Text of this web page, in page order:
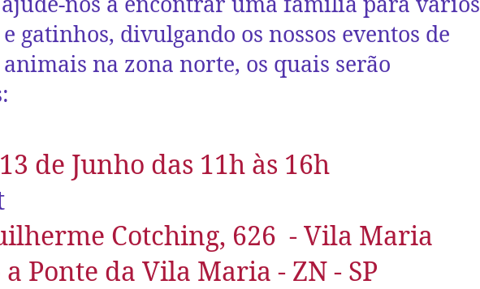
gatinhos, divulgando os nossos eventos de
animais na zona norte, os quais serão
de Junho das 11h às 16h
Cotching, 626 - Vila Maria
Ponte da Vila Maria - ZN - SP